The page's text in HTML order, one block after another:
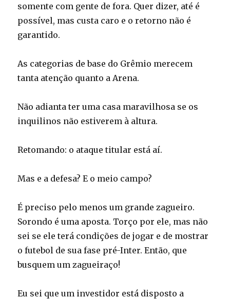
somente com gente de fora. Quer dizer, até é
possível, mas custa caro e o retorno não é
garantido.
As categorias de base do Grêmio merecem
tanta atenção quanto a Arena.
Não adianta ter uma casa maravilhosa se os
inquilinos não estiverem à altura.
Retomando: o ataque titular está aí.
Mas e a defesa? E o meio campo?
É preciso pelo menos um grande zagueiro.
Sorondo é uma aposta. Torço por ele, mas não
sei se ele terá condições de jogar e de mostrar
o futebol de sua fase pré-Inter. Então, que
busquem um zagueiraço!
Eu sei que um investidor está disposto a